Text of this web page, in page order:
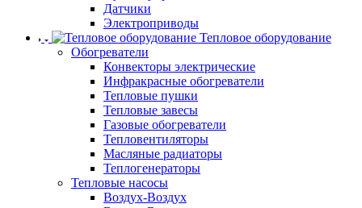
Датчики
Электроприводы
Тепловое оборудование
Обогреватели
Конвекторы электрические
Инфракрасные обогреватели
Тепловые пушки
Тепловые завесы
Газовые обогреватели
Тепловентиляторы
Масляные радиаторы
Теплогенераторы
Тепловые насосы
Воздух-Воздух